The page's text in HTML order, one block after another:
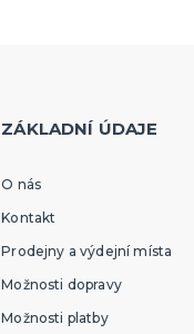
ZÁKLADNÍ ÚDAJE
O nás
Kontakt
Prodejny a výdejní místa
Možnosti dopravy
Možnosti platby